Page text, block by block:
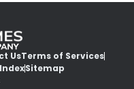
UsTerms of Services
IndexSitemap